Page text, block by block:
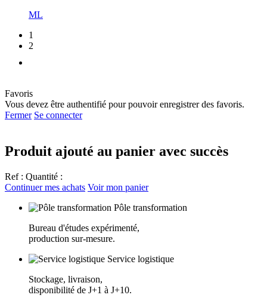
ML
1
2
Favoris
Vous devez être authentifié pour pouvoir enregistrer des favoris.
Fermer Se connecter
Produit ajouté au panier avec succès
Ref : Quantité :
Continuer mes achats Voir mon panier
Pôle transformation
Bureau d'études expérimenté,
production sur-mesure.
Service logistique
Stockage, livraison,
disponibilité de J+1 à J+10.